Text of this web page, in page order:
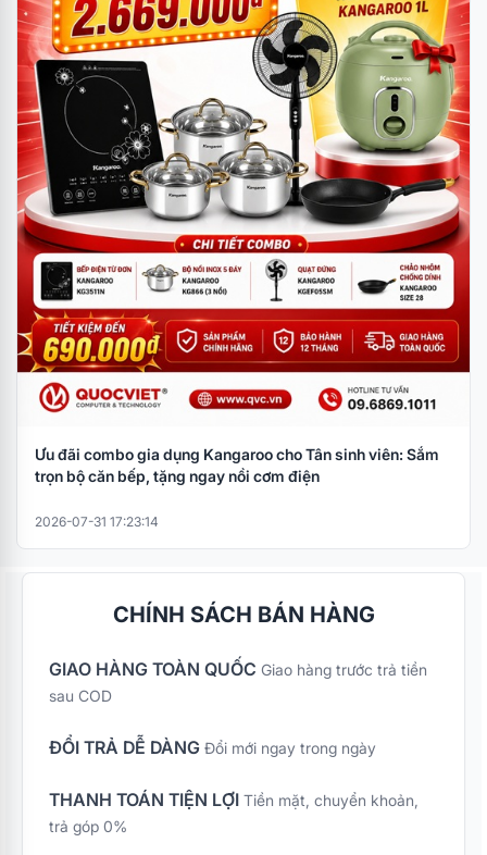
Ưu đãi combo gia dụng Kangaroo cho Tân sinh viên: Sắm
trọn bộ căn bếp, tặng ngay nồi cơm điện
2026-07-31 17:23:14
CHÍNH SÁCH BÁN HÀNG
GIAO HÀNG TOÀN QUỐC Giao hàng trước trả tiền
sau COD
ĐỔI TRẢ DỄ DÀNG Đổi mới ngay trong ngày
THANH TOÁN TIỆN LỢI Tiền mặt, chuyển khoản,
trả góp 0%